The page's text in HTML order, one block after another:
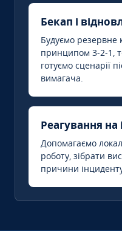
Бекап і
Будуємо резервне
принципом 3-2-1,
готуємо сценарії
вимагача.
Реагування на
Допомагаємо
роботу, зібрати
причини